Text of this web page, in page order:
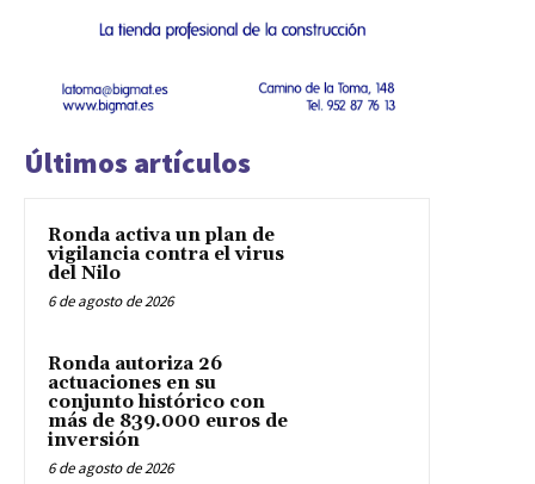
Últimos artículos
Ronda activa un plan de
vigilancia contra el virus
del Nilo
6 de agosto de 2026
Ronda autoriza 26
actuaciones en su
conjunto histórico con
más de 839.000 euros de
inversión
6 de agosto de 2026